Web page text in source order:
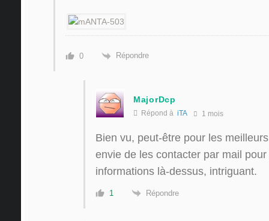
0 Répondre
MajorDcp
Répond à iTA 1 mois
Bien vu, peut-être pour les
envie de les contacter par mail
informations là-dessus, intriguant.
1 Répondre